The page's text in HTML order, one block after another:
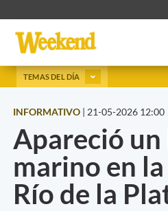
TEMAS DEL DÍA
INFORMATIVO | 21-05-2026 12:00
Apareció
marino en
Río de la